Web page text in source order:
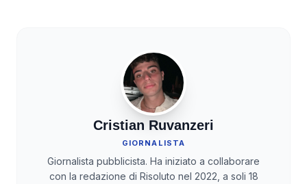
Cristian Ruvanzeri
GIORNALISTA
Giornalista pubblicista. Ha iniziato a collaborare
con la redazione di Risoluto nel 2022, a soli 18